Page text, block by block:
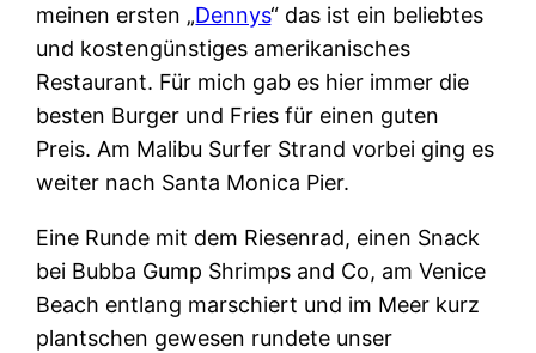
meinen ersten „Dennys“ das ist ein beliebtes
und kostengünstiges amerikanisches
Restaurant. Für mich gab es hier immer die
besten Burger und Fries für einen guten
Preis. Am Malibu Surfer Strand vorbei ging es
weiter nach Santa Monica Pier.
Eine Runde mit dem Riesenrad, einen Snack
bei Bubba Gump Shrimps and Co, am Venice
Beach entlang marschiert und im Meer kurz
plantschen gewesen rundete unser